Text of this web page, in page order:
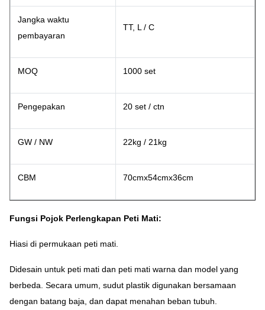
Jangka waktu
pembayaran
TT, L / C
MOQ 1000 set
Pengepakan 20 set / ctn
GW / NW 22kg / 21kg
CBM 70cmx54cmx36cm
Fungsi Pojok Perlengkapan Peti Mati:
Hiasi di permukaan peti mati.
Didesain untuk peti mati dan peti mati warna dan model yang
berbeda. Secara umum, sudut plastik digunakan bersamaan
dengan batang baja, dan dapat menahan beban tubuh.